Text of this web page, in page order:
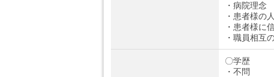
・病院理念
・患者様の
・患者様に
・職員相互
〇学歴
・不問